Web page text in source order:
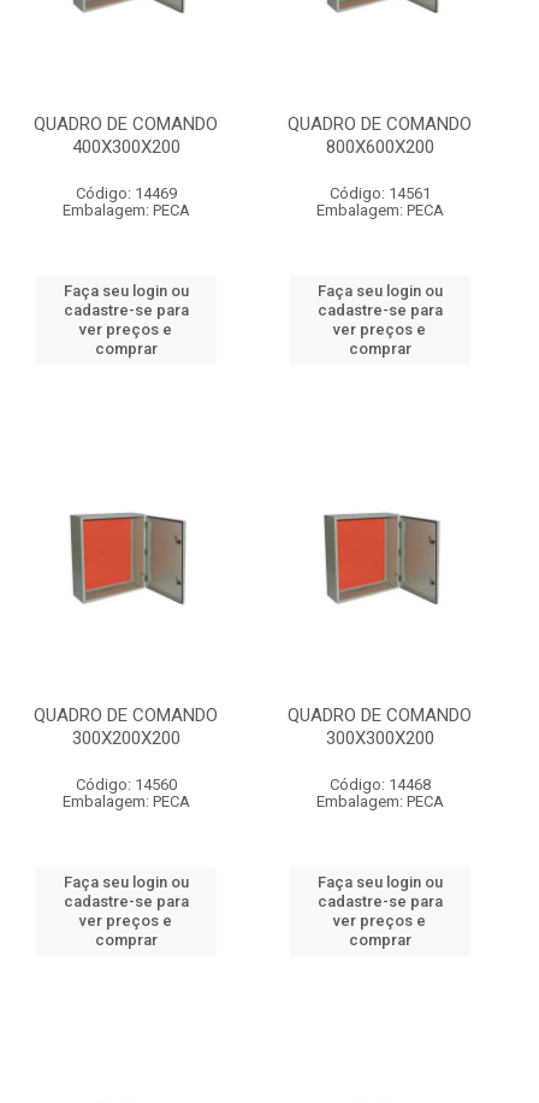
QUADRO DE COMANDO
400X300X200
Código: 14469
Embalagem: PECA
Faça seu login ou
cadastre-se para
ver preços e
comprar
QUADRO DE COMANDO
800X600X200
Código: 14561
Embalagem: PECA
Faça seu login ou
cadastre-se para
ver preços e
comprar
QUADRO DE COMANDO
300X200X200
Código: 14560
Embalagem: PECA
Faça seu login ou
cadastre-se para
ver preços e
comprar
QUADRO DE COMANDO
300X300X200
Código: 14468
Embalagem: PECA
Faça seu login ou
cadastre-se para
ver preços e
comprar